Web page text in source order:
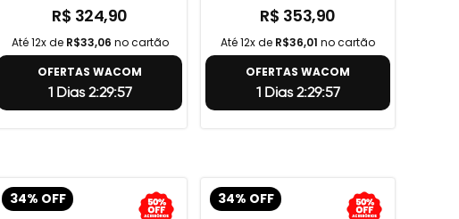
R$ 324,90
Até 12x de R$33,06 no cartão
OFERTAS WACOM
1 Dias 2:29:56
R$ 353,90
Até 12x de R$36,01 no cartão
OFERTAS WACOM
1 Dias 2:29:56
34% OFF 34% OFF